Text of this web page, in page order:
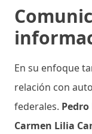
En su enfoque
relación con
federales.
Carmen Lilia